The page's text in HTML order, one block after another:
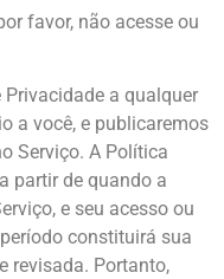
favor, não acesse ou
a qualquer
a você, e publicaremos
Serviço. A Política
partir de quando a
e seu acesso ou
constituirá sua
revisada. Portanto,